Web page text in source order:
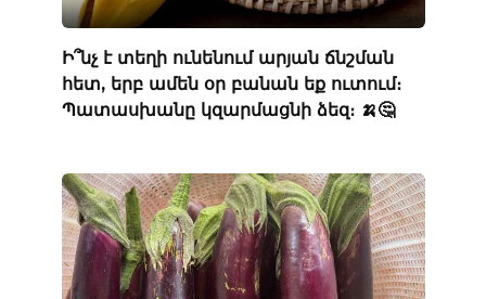
Ի՞նչ է տեղի ունենում արյան ճնշման
հետ, երբ ամեն օր բանան եք ուտում։
Պատասխանը կզարմացնի ձեզ։ 🍌🤔